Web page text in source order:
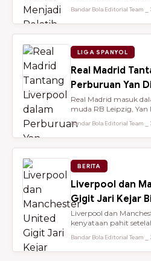
Bandar Bola Editorial Team ⎯
LIGA SPANYOL
Real Madrid
Perburuan Yan
Real Madrid masuk
muda RB Leipzig,
Bandar Bola Editorial Team ⎯
BERITA
Liverpool dan
Gigit Jari Kejar
Liverpool dan
kenyataan pahit
Bandar Bola Editorial Team ⎯